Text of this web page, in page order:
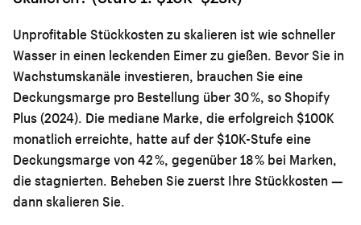
Unprofitable Stückkosten zu skalieren ist wie schneller
Wasser in einen leckenden Eimer zu gießen. Bevor Sie in
Wachstumskanäle investieren, brauchen Sie eine
Deckungsmarge pro Bestellung über 30 %, so Shopify
Plus (2024). Die mediane Marke, die erfolgreich $100K
monatlich erreichte, hatte auf der $10K-Stufe eine
Deckungsmarge von 42 %, gegenüber 18 % bei Marken,
die stagnierten. Beheben Sie zuerst Ihre Stückkosten —
dann skalieren Sie.